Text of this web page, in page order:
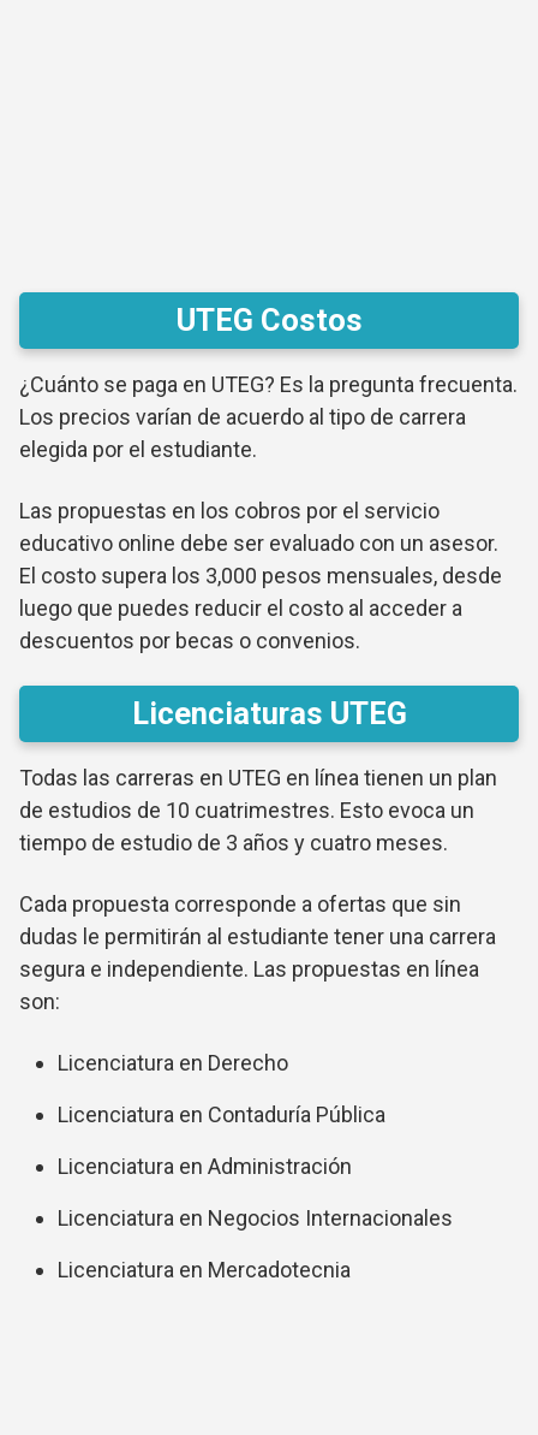
UTEG Costos
¿Cuánto se paga en UTEG? Es la pregunta frecuenta.
Los precios varían de acuerdo al tipo de carrera
elegida por el estudiante.
Las propuestas en los cobros por el servicio
educativo online debe ser evaluado con un asesor.
El costo supera los 3,000 pesos mensuales, desde
luego que puedes reducir el costo al acceder a
descuentos por becas o convenios.
Licenciaturas UTEG
Todas las carreras en UTEG en línea tienen un plan
de estudios de 10 cuatrimestres. Esto evoca un
tiempo de estudio de 3 años y cuatro meses.
Cada propuesta corresponde a ofertas que sin
dudas le permitirán al estudiante tener una carrera
segura e independiente. Las propuestas en línea
son:
Licenciatura en Derecho
Licenciatura en Contaduría Pública
Licenciatura en Administración
Licenciatura en Negocios Internacionales
Licenciatura en Mercadotecnia